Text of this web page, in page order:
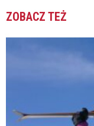
ZOBACZ TEŻ